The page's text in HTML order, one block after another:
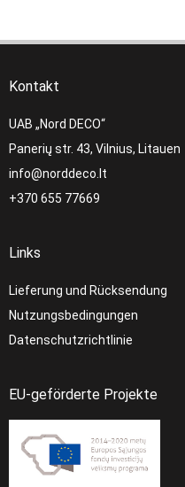
Kontakt
UAB „Nord DECO“
Panerių str. 43, Vilnius, Litauen
info@norddeco.lt
+370 655 77669
Links
Lieferung und Rücksendung
Nutzungsbedingungen
Datenschutzrichtlinie
EU-geförderte Projekte